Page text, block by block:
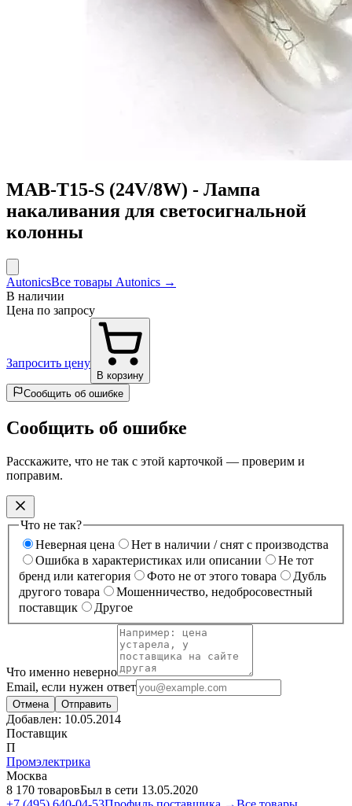
MAB-T15-S (24V/8W) - Лампа
накаливания для светосигнальной
колонны
AutonicsВсе товары Autonics →
В наличии
Цена по запросу
Запросить цену
В корзину
Сообщить об ошибке
Сообщить об ошибке
Расскажите, что не так с этой карточкой — проверим и
поправим.
Что не так?
Неверная цена
Нет в наличии / снят с производства
Ошибка в характеристиках или описании
Не тот
бренд или категория
Фото не от этого товара
Дубль
другого товара
Мошенничество, недобросовестный
поставщик
Другое
Что именно неверно
Email, если нужен ответ
Отмена Отправить
Добавлен: 10.05.2014
Поставщик
П
Промэлектрика
Москва
8 170 товаровБыл в сети 13.05.2020